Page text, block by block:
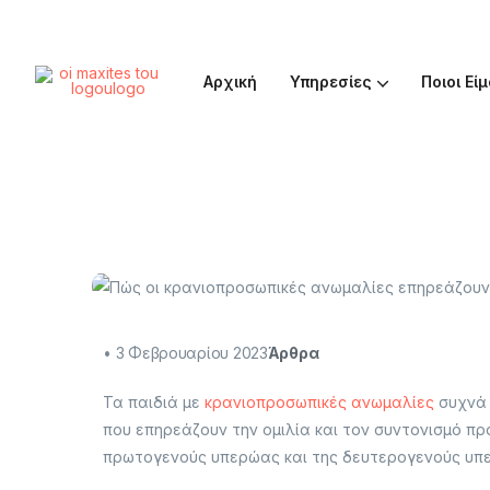
Αρχική Υπηρεσίες Ποιοι
• 3 Φεβρουαρίου 2023Άρθρα
Τα παιδιά με κρανιοπροσωπικές ανωμαλίες συχνά
που επηρεάζουν την ομιλία και τον συντονισμό
πρωτογενούς υπερώας και της δευτερογενούς